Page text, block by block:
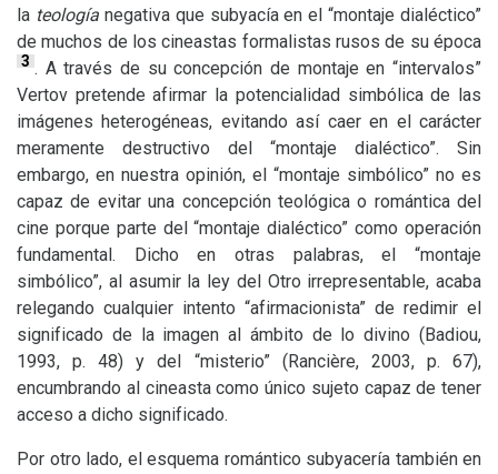
la teologíanegativa que subyacía en el “montaje dialéctico”
de muchos de los cineastas formalistas rusos de su época
3 . A través de su concepción de montaje en “intervalos”
Vertov pretende afirmar la potencialidad simbólica de las
imágenes heterogéneas, evitando así caer en el carácter
meramente destructivo del “montaje dialéctico”. Sin
embargo, en nuestra opinión, el “montaje simbólico” no es
capaz de evitar una concepción teológica o romántica del
cine porque parte del “montaje dialéctico” como operación
fundamental. Dicho en otras palabras, el “montaje
simbólico”, al asumir la ley del Otro irrepresentable, acaba
relegando cualquier intento “afirmacionista” de redimir el
significado de la imagen al ámbito de lo divino (Badiou,
1993, p. 48) y del “misterio” (Rancière, 2003, p. 67),
encumbrando al cineasta como único sujeto capaz de tener
acceso a dicho significado.
Por otro lado, el esquema romántico subyacería también en